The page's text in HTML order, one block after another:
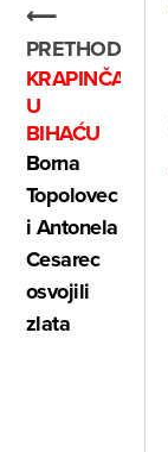
⟵
PRETHODNO
KRAPINČANI
U
BIHAĆU
Borna
Topolovec
i Antonela
Cesarec
osvojili
zlata